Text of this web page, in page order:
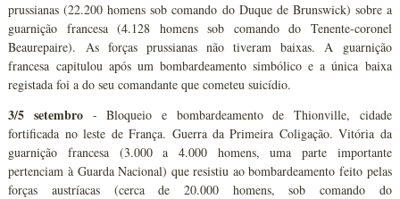
prussianas (22.200 homens sob comando do Duque de Brunswick) sobre a
guarnição francesa (4.128 homens sob comando do Tenente-coronel
Beaurepaire). As forças prussianas não tiveram baixas. A guarnição
francesa capitulou após um bombardeamento simbólico e a única baixa
registada foi a do seu comandante que cometeu suicídio.
3/5 setembro - Bloqueio e bombardeamento de Thionville, cidade
fortificada no leste de França. Guerra da Primeira Coligação. Vitória da
guarnição francesa (3.000 a 4.000 homens, uma parte importante
pertenciam à Guarda Nacional) que resistiu ao bombardeamento feito pelas
forças austríacas (cerca de 20.000 homens, sob comando do